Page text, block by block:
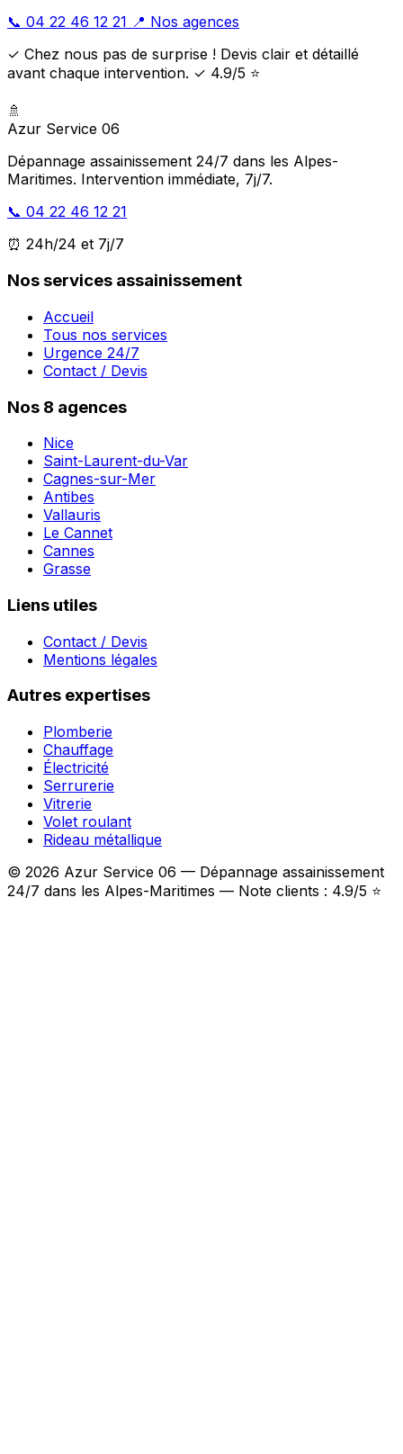
📞 04 22 46 12 21 📍 Nos agences
✓ Chez nous pas de surprise ! Devis clair et détaillé
avant chaque intervention. ✓ 4.9/5 ⭐
🚿
Azur Service 06
Dépannage assainissement 24/7 dans les Alpes-
Maritimes. Intervention immédiate, 7j/7.
📞 04 22 46 12 21
⏰ 24h/24 et 7j/7
Nos services assainissement
Accueil
Tous nos services
Urgence 24/7
Contact / Devis
Nos 8 agences
Nice
Saint-Laurent-du-Var
Cagnes-sur-Mer
Antibes
Vallauris
Le Cannet
Cannes
Grasse
Liens utiles
Contact / Devis
Mentions légales
Autres expertises
Plomberie
Chauffage
Électricité
Serrurerie
Vitrerie
Volet roulant
Rideau métallique
© 2026 Azur Service 06 — Dépannage assainissement
24/7 dans les Alpes-Maritimes — Note clients : 4.9/5 ⭐